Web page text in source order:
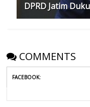
DPRD Jatim
COMMENTS
FACEBOOK: